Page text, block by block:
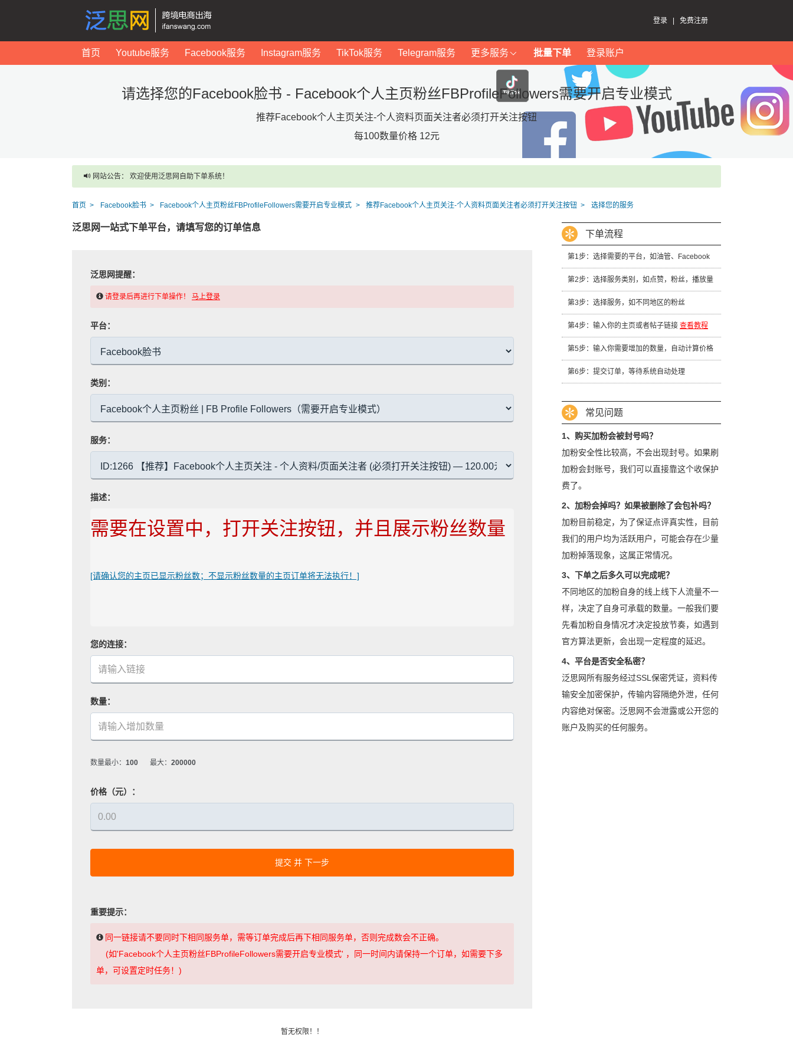
登录 免费注册
首页 Youtube服务 Facebook服务 Instagram服务 TikTok服务 Telegram服务 更多服务 批量下单 登录账户
请选择您的Facebook脸书 - Facebook个人主页粉丝FBProfileFollowers需要开启专业模式
推荐Facebook个人主页关注-个人资料页面关注者必须打开关注按钮
每100数量价格 12元
网站公告： 欢迎使用泛思网自助下单系统！
首页 Facebook脸书 Facebook个人主页粉丝FBProfileFollowers需要开启专业模式 推荐Facebook个人主页关注-个人资料页面关注者必须打开关注按钮 选择您的服务
泛思网一站式下单平台，请填写您的订单信息
泛思网提醒：
请登录后再进行下单操作！ 马上登录
平台：
类别：
服务：
描述：
需要在设置中，打开关注按钮，并且展示粉丝数量
[请确认您的主页已显示粉丝数；不显示粉丝数量的主页订单将无法执行！]
您的连接：
数量：
数量最小： 100 最大： 200000
价格（元）：
提交 并 下一步
重要提示：
同一链接请不要同时下相同服务单，需等订单完成后再下相同服务单，否则完成数会不正确。
(如'Facebook个人主页粉丝FBProfileFollowers需要开启专业模式' ，同一时间内请保持一个订单，如需要下多
单，可设置定时任务！)
暂无权限！！
下单流程
第1步：选择需要的平台，如油管、Facebook
第2步：选择服务类别，如点赞，粉丝，播放量
第3步：选择服务，如不同地区的粉丝
第4步：输入你的主页或者帖子链接 查看教程
第5步：输入你需要增加的数量，自动计算价格
第6步：提交订单，等待系统自动处理
常见问题
1、购买加粉会被封号吗？
加粉安全性比较高，不会出现封号。如果刷
加粉会封账号，我们可以直接靠这个收保护
费了。
2、加粉会掉吗？如果被删除了会包补吗？
加粉目前稳定，为了保证点评真实性，目前
我们的用户均为活跃用户，可能会存在少量
加粉掉落现象，这属正常情况。
3、下单之后多久可以完成呢？
不同地区的加粉自身的线上线下人流量不一
样，决定了自身可承载的数量。一般我们要
先看加粉自身情况才决定投放节奏，如遇到
官方算法更新，会出现一定程度的延迟。
4、平台是否安全私密？
泛思网所有服务经过SSL保密凭证，资料传
输安全加密保护，传输内容隔绝外泄，任何
内容绝对保密。泛思网不会泄露或公开您的
账户及购买的任何服务。